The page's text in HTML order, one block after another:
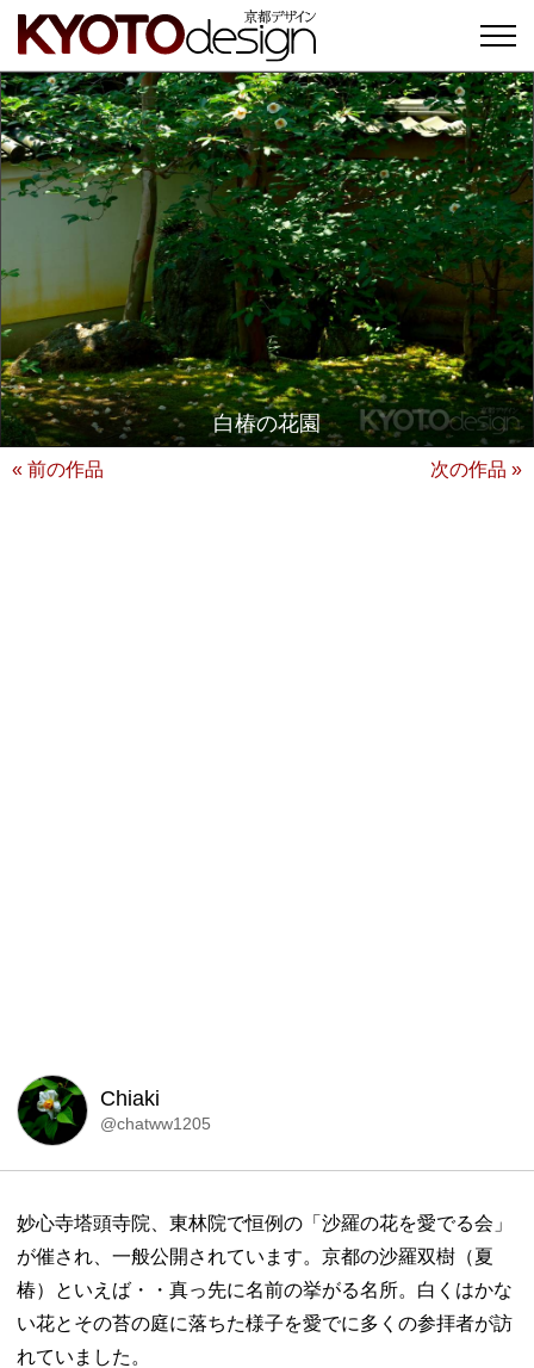
白椿の花園
« 前の作品 次の作品 »
Chiaki
@chatww1205
妙心寺塔頭寺院、東林院で恒例の「沙羅の花を愛でる会」
が催され、一般公開されています。京都の沙羅双樹（夏
椿）といえば・・真っ先に名前の挙がる名所。白くはかな
い花とその苔の庭に落ちた様子を愛でに多くの参拝者が訪
れていました。